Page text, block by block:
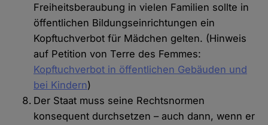
Freiheitsberaubung in vielen Familien sollte in
öffentlichen Bildungseinrichtungen ein
Kopftuchverbot für Mädchen gelten. (Hinweis
auf Petition von Terre des Femmes:
Kopftuchverbot in öffentlichen Gebäuden und
bei Kindern)
Der Staat muss seine Rechtsnormen
konsequent durchsetzen – auch dann, wenn er